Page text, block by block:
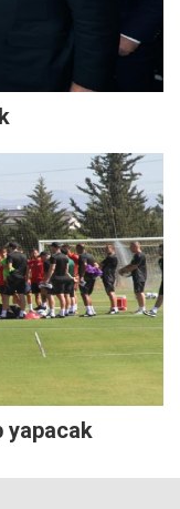
yapacak